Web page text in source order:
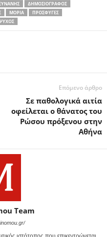
ΔΗΜΟΣΙΟΓΡΆΦΟΣ
ΜΌΡΙΑ
ΠΡΌΣΦΥΓΕΣ
Επόμενο άρθρο
Σε παθολογικά αιτία
οφείλεται ο θάνατος του
Ρώσου πρόξενου στην
Αθήνα
Team